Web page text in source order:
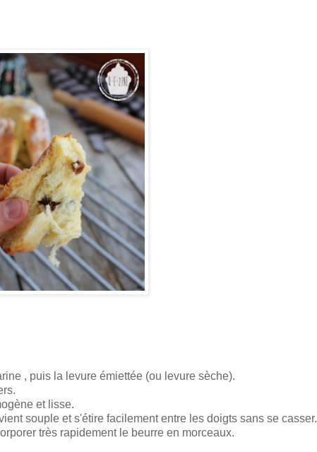
, puis la levure émiettée (ou levure sèche).
et lisse.
souple et s'étire facilement entre les doigts sans se casser.
très rapidement le beurre en morceaux.